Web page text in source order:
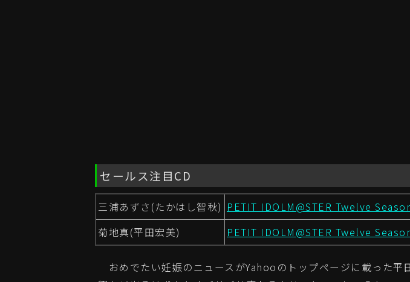
セールス注目CD
三浦あずさ(たかはし智秋) PETIT IDOLM@STER Twelve
菊地真(平田宏美)
PETIT IDOLM@STER Twelve
おめでたい妊娠のニュースがYahooのトップページに載った平